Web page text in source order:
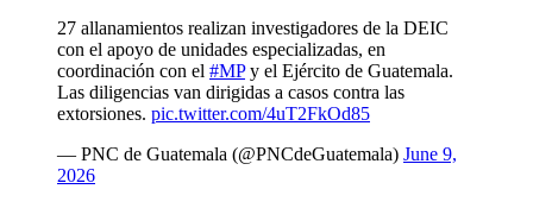
27 allanamientos realizan investigadores de la DEIC
con el apoyo de unidades especializadas, en
coordinación con el #MPy el Ejército de Guatemala.
Las diligencias van dirigidas a casos contra las
extorsiones. pic.twitter.com/4uT2FkOd85
— PNC de Guatemala (@PNCdeGuatemala) June 9,
2026